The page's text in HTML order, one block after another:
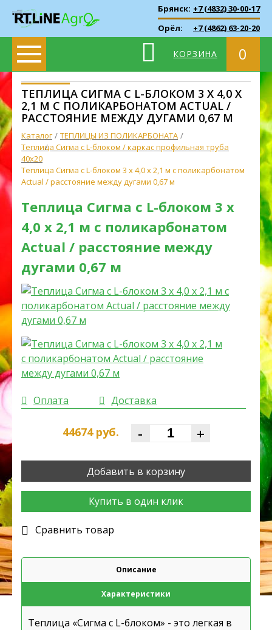
Брянск: +7 (4832) 30-00-17
Орёл:
+7 (4862) 63-20-20
КОРЗИНА 0
ТЕПЛИЦА СИГМА С L-БЛОКОМ 3 X 4,0 X
2,1 М С ПОЛИКАРБОНАТОМ ACTUAL /
РАССТОЯНИЕ МЕЖДУ ДУГАМИ 0,67 М
Каталог
ТЕПЛИЦЫ ИЗ ПОЛИКАРБОНАТА
Теплица Сигма с L-блоком / каркас профильная труба
40х20
Теплица Сигма с L-блоком 3 x 4,0 x 2,1 м с поликарбонатом
Actual / расстояние между дугами 0,67 м
Теплица Сигма с L-блоком 3 x
4,0 x 2,1 м с поликарбонатом
Actual / расстояние между
дугами 0,67 м
Оплата Доставка
44674руб. - +
Добавить в корзину
Купить в один клик
Cравнить товар
Описание
Характеристики
Теплица «Сигма с L-блоком» - это легкая в